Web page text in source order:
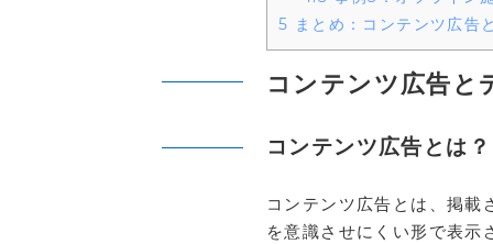
5 まとめ：コンテンツ広告
コンテンツ広告と
コンテンツ広告とは
コンテンツ広告とは、掲
を意識させにくい形で表